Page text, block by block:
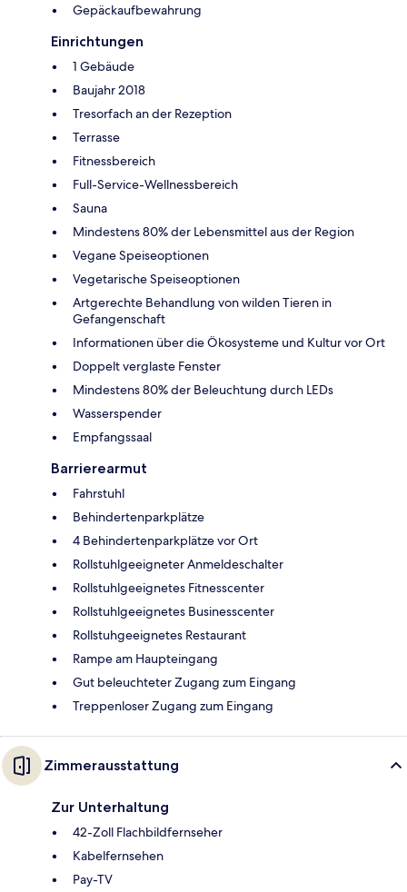
Gepäckaufbewahrung
Einrichtungen
1 Gebäude
Baujahr 2018
Tresorfach an der Rezeption
Terrasse
Fitnessbereich
Full-Service-Wellnessbereich
Sauna
Mindestens 80% der Lebensmittel aus der Region
Vegane Speiseoptionen
Vegetarische Speiseoptionen
Artgerechte Behandlung von wilden Tieren in
Gefangenschaft
Informationen über die Ökosysteme und Kultur vor Ort
Doppelt verglaste Fenster
Mindestens 80% der Beleuchtung durch LEDs
Wasserspender
Empfangssaal
Barrierearmut
Fahrstuhl
Behindertenparkplätze
4 Behindertenparkplätze vor Ort
Rollstuhlgeeigneter Anmeldeschalter
Rollstuhlgeeignetes Fitnesscenter
Rollstuhlgeeignetes Businesscenter
Rollstuhgeeignetes Restaurant
Rampe am Haupteingang
Gut beleuchteter Zugang zum Eingang
Treppenloser Zugang zum Eingang
Zimmerausstattung
Zur Unterhaltung
42-Zoll Flachbildfernseher
Kabelfernsehen
Pay-TV